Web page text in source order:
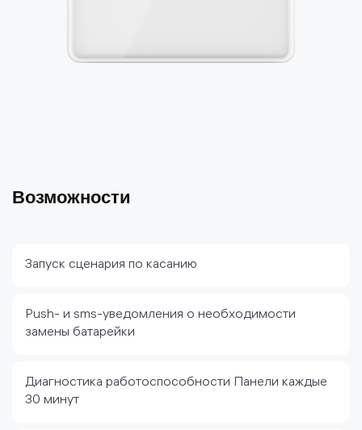
Возможности
Запуск сценария по касанию
Push- и sms-уведомления о необходимости
замены батарейки
Диагностика работоспособности Панели каждые
30 минут